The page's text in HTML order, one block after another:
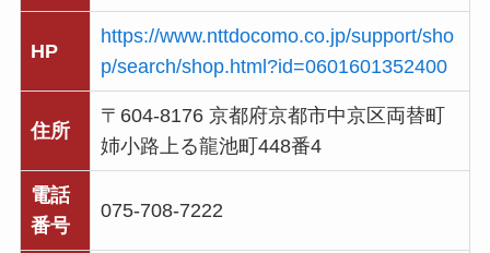
HP
https://www.nttdocomo.co.jp/support/sho
p/search/shop.html?id=0601601352400
住所
〒604-8176 京都府京都市中京区両替町
姉小路上る龍池町448番4
電話
番号
075-708-7222